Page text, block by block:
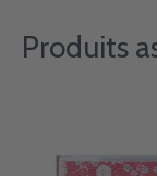
Produits